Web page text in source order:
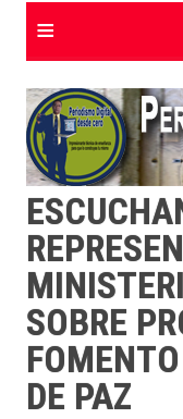
≡
SOBRE
DE PAZ